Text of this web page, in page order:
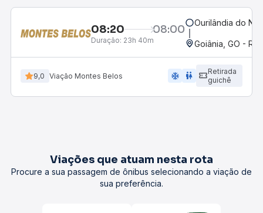
08:20 08:00
Duração: 23h 40m
Ourilândia do
Goiânia, GO -
9,0 Viação Montes Belos ac_unit wc
Retirada
guichê
Viações que atuam nesta rota
Procure a sua passagem de ônibus selecionando a viação de
sua preferência.